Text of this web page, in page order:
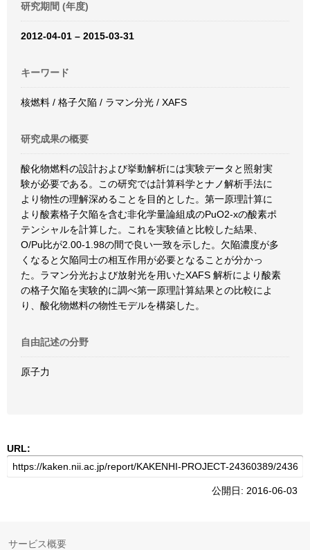
研究期間 (年度)
2012-04-01 – 2015-03-31
キーワード
核燃料 / 格子欠陥 / ラマン分光 / XAFS
研究成果の概要
酸化物燃料の設計および挙動解析には実験データと照射実
験が必要である。この研究では計算科学とナノ解析手法に
より物性の理解深めることを目的とした。第一原理計算に
より酸素格子欠陥を含む非化学量論組成のPuO2-xの酸素ポ
テンシャルを計算した。これを実験値と比較した結果、
O/Pu比が2.00-1.98の間で良い一致を示した。欠陥濃度が多
くなると欠陥同士の相互作用が必要となることが分かっ
た。ラマン分光および放射光を用いたXAFS 解析により酸素
の格子欠陥を実験的に調べ第一原理計算結果との比較によ
り、酸化物燃料の物性モデルを構築した。
自由記述の分野
原子力
URL:
公開日: 2016-06-03
サービス概要